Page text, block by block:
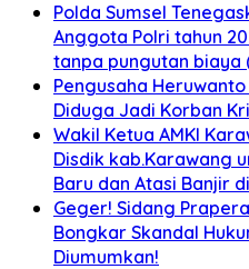
Polda Sumsel
Anggota Polri tahun
tanpa pungutan biaya
Pengusaha
Diduga Jadi Korban
Wakil Ketua AMKI
Disdik kab.Karawang
Baru dan Atasi Banjir
Geger! Sidang
Bongkar Skandal
Diumumkan!